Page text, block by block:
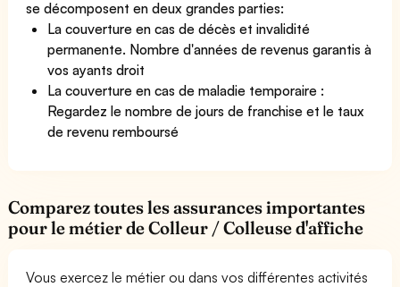
se décomposent en deux grandes parties:
La couverture en cas de décès et invalidité
permanente. Nombre d'années de revenus garantis à
vos ayants droit
La couverture en cas de maladie temporaire :
Regardez le nombre de jours de franchise et le taux
de revenu remboursé
Comparez toutes les assurances importantes
pour le métier de Colleur / Colleuse d'affiche
Vous exercez le métier ou dans vos différentes activités